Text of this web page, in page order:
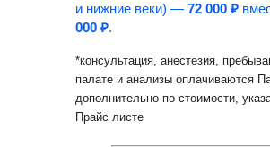
и нижние веки) — 72 000 ₽
000 ₽.
*консультация, анестезия,
палате и анализы оплачиваются
дополнительно по стоимости,
Прайс листе